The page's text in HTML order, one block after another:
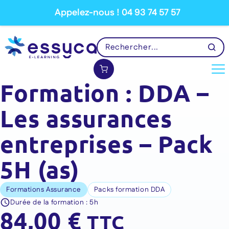
Appelez-nous ! 04 93 74 57 57
Formation : DDA –
Les assurances
entreprises – Pack
5H (as)
Formations Assurance
Packs formation DDA
Durée de la formation :5h
84,00 € TTC